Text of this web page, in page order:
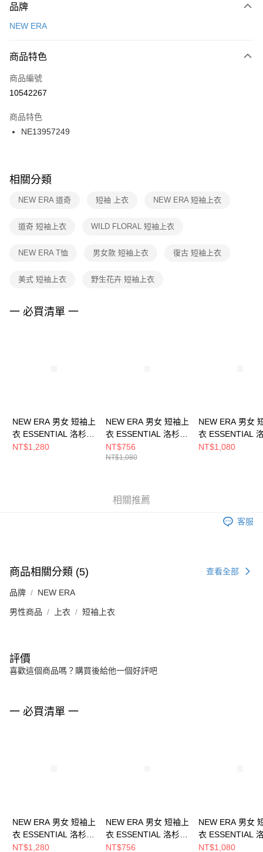
台灣樂天信用卡公司
【關於「AFTEE先享後付」】
便利好安心！
３．安心：先確認商品／服務後，再付款。
【「AFTEE先享後付」結帳流程】
１．於結帳方式選擇「AFTEE先享後付」後，將跳轉至「AFTEE先享後付」
２．訂單成立數日內，您將收到繳費通知簡訊。
３．收到繳費通知簡訊後14天內，點擊此簡訊中的連結，可透過四大超商／
ATM／網路銀行／等多元方式進行付款，方視為交易完成。
※ 交易是否成功請以「AFTEE先享後付 」之結帳頁面顯示為準，若有關於
是否繳費成功／繳費後需取消欲退款等相關疑問，請聯繫「AFTEE先享後付
客戶支援中心」https://netprotections.freshdesk.com/support/home
１．透過由恩沛科技股份有限公司提供之「AFTEE先享後付」服務完成之交
權轉讓予恩沛科技股份有限公司。
３．未成年的使用者請事先徵得法定代理人或監護人之同意方可使用
４．使用「AFTEE先享後付」時，將依據個別帳號之用戶狀況，依本公司即
運送方式
每筆NT$100，滿NT$1,500(含以上)免運費
宅配
每筆NT$100，滿NT$1,500(含以上)免運費
付款後門市自取
每筆NT$100，滿NT$1,500(含以上)免運費
品牌
NEW ERA
商品特色
商品編號
10542267
商品特色
NE13957249
相關分類
NEW ERA 道奇 短袖 上衣 NEW ERA 短袖上衣
道奇 短袖上衣 WILD FLORAL 短袖上衣
NEW ERA T恤 男女款 短袖上衣 復古 短袖上衣
美式 短袖上衣 野生花卉 短袖上衣
一 必買清單 一
NEW ERA 男女 短袖上
衣 ESSENTIAL 洛杉磯
道奇 NE14364823
NT$1,280
NEW ERA 男女 短袖上
衣 ESSENTIAL 洛杉磯
道奇 NE12849119
NT$756
NT$1,080
NEW ERA 男女
衣 ESSENTIAL
道奇
NT$1,080
相關推薦
客服
商品相關分類 (5) 查看全部
品牌 NEW ERA
男性商品 上衣 短袖上衣
評價
喜歡這個商品嗎？購買後給他一個好評吧
一 必買清單 一
NEW ERA 男女 短袖上
衣 ESSENTIAL 洛杉磯
道奇 NE14364823
NT$1,280
NEW ERA 男女 短袖上
衣 ESSENTIAL 洛杉磯
道奇 NE12849119
NT$756
NEW ERA 男女
衣 ESSENTIAL
道奇
NT$1,080